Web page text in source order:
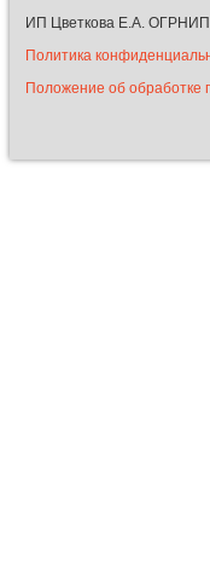
ИП Цветкова Е.А.
Политика
Положение об обработке